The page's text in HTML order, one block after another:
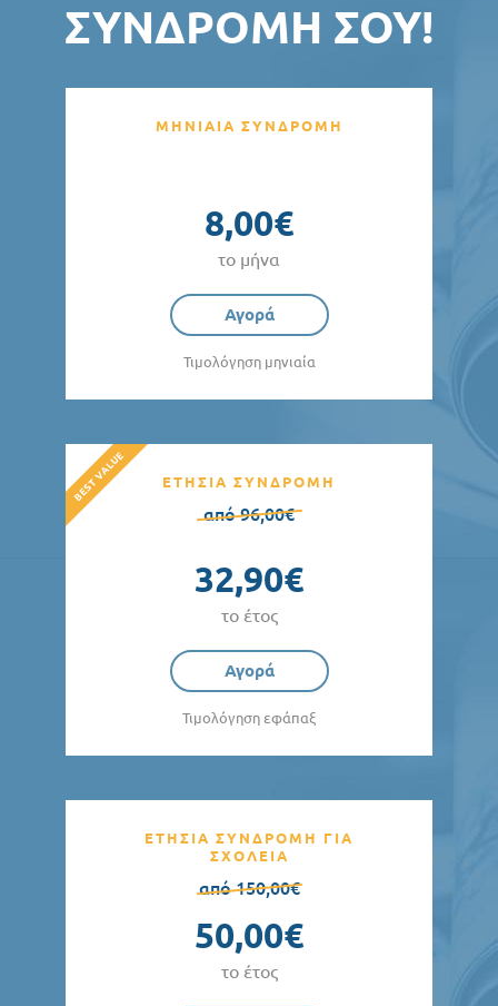
ΣΥΝΔΡΟΜΉ ΣΟΥ!
ΜΗΝΙΑΙΑ ΣΥΝΔΡΟΜΗ
8,00€
το μήνα
Αγορά
Τιμολόγηση μηνιαία
ΕΤΗΣΙΑ ΣΥΝΔΡΟΜΗ
από 96,00€
32,90€
το έτος
Αγορά
Τιμολόγηση εφάπαξ
ΕΤΗΣΙΑ ΣΥΝΔΡΟΜΗ ΓΙΑ
ΣΧΟΛΕΙΑ
από 150,00€
50,00€
το έτος